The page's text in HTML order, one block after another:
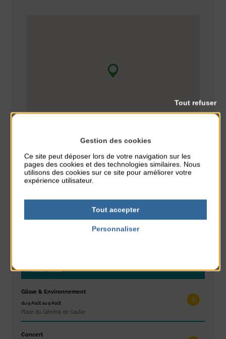
À noter aussi
Glisse & Environnement
du 9 Août au 9 Août
Place du Général de Gaulle
Concert
Gestion des cookies
Ce site peut déposer lors de votre navigation sur les
pages des cookies et des technologies similaires. Nous
utilisons des cookies sur ce site pour améliorer votre
expérience utilisateur.
Tout accepter
Tout refuser
Personnaliser